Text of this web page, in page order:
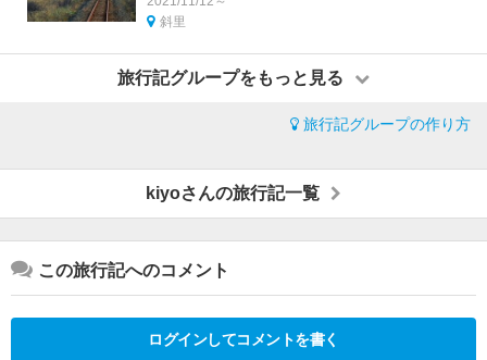
斜里
旅行記グループをもっと見る
旅行記グループの作り方
kiyoさんの旅行記一覧
この旅行記へのコメント
ログインしてコメントを書く